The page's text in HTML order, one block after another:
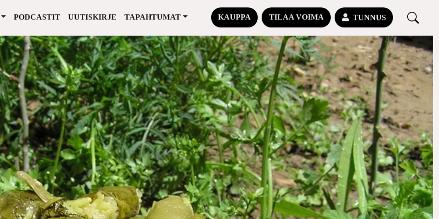
PODCASTIT UUTISKIRJE TAPAHTUMAT KAUPPA TILAA VOIMA TUNNUS